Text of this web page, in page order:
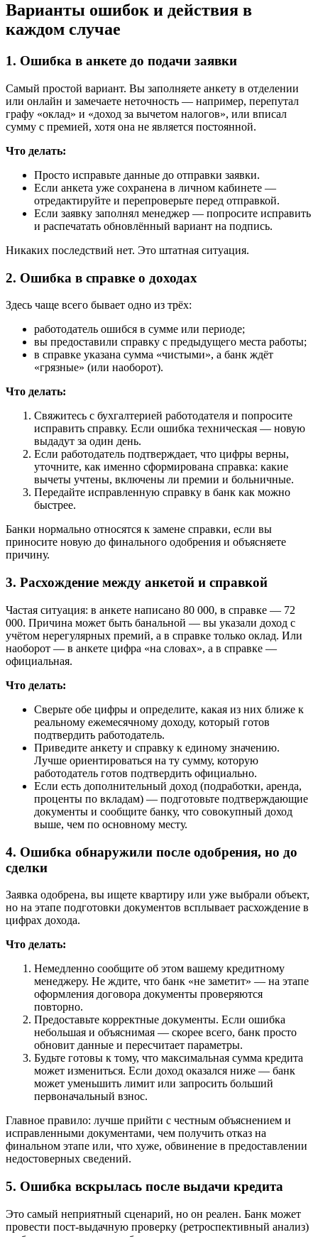
Варианты ошибок и действия в
каждом случае
1. Ошибка в анкете до подачи заявки
Самый простой вариант. Вы заполняете анкету в отделении
или онлайн и замечаете неточность — например, перепутал
графу «оклад» и «доход за вычетом налогов», или вписал
сумму с премией, хотя она не является постоянной.
Что делать:
Просто исправьте данные до отправки заявки.
Если анкета уже сохранена в личном кабинете —
отредактируйте и перепроверьте перед отправкой.
Если заявку заполнял менеджер — попросите исправить
и распечатать обновлённый вариант на подпись.
Никаких последствий нет. Это штатная ситуация.
2. Ошибка в справке о доходах
Здесь чаще всего бывает одно из трёх:
работодатель ошибся в сумме или периоде;
вы предоставили справку с предыдущего места работы;
в справке указана сумма «чистыми», а банк ждёт
«грязные» (или наоборот).
Что делать:
Свяжитесь с бухгалтерией работодателя и попросите
исправить справку. Если ошибка техническая — новую
выдадут за один день.
Если работодатель подтверждает, что цифры верны,
уточните, как именно сформирована справка: какие
вычеты учтены, включены ли премии и больничные.
Передайте исправленную справку в банк как можно
быстрее.
Банки нормально относятся к замене справки, если вы
приносите новую до финального одобрения и объясняете
причину.
3. Расхождение между анкетой и справкой
Частая ситуация: в анкете написано 80 000, в справке — 72
000. Причина может быть банальной — вы указали доход с
учётом нерегулярных премий, а в справке только оклад. Или
наоборот — в анкете цифра «на словах», а в справке —
официальная.
Что делать:
Сверьте обе цифры и определите, какая из них ближе к
реальному ежемесячному доходу, который готов
подтвердить работодатель.
Приведите анкету и справку к единому значению.
Лучше ориентироваться на ту сумму, которую
работодатель готов подтвердить официально.
Если есть дополнительный доход (подработки, аренда,
проценты по вкладам) — подготовьте подтверждающие
документы и сообщите банку, что совокупный доход
выше, чем по основному месту.
4. Ошибка обнаружили после одобрения, но до
сделки
Заявка одобрена, вы ищете квартиру или уже выбрали объект,
но на этапе подготовки документов всплывает расхождение в
цифрах дохода.
Что делать:
Немедленно сообщите об этом вашему кредитному
менеджеру. Не ждите, что банк «не заметит» — на этапе
оформления договора документы проверяются
повторно.
Предоставьте корректные документы. Если ошибка
небольшая и объяснимая — скорее всего, банк просто
обновит данные и пересчитает параметры.
Будьте готовы к тому, что максимальная сумма кредита
может измениться. Если доход оказался ниже — банк
может уменьшить лимит или запросить больший
первоначальный взнос.
Главное правило: лучше прийти с честным объяснением и
исправленными документами, чем получить отказ на
финальном этапе или, что хуже, обвинение в предоставлении
недостоверных сведений.
5. Ошибка вскрылась после выдачи кредита
Это самый неприятный сценарий, но он реален. Банк может
провести пост-выдачную проверку (ретроспективный анализ)